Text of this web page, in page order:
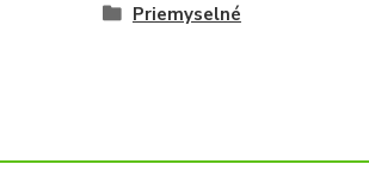
Priemyselné